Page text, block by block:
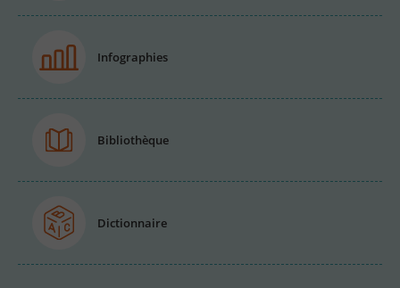
Infographies
Bibliothèque
Dictionnaire